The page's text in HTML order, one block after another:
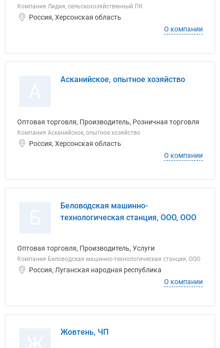
Компания Лидия, сельскохозяйственный ПК
Россия, Херсонская область
О компании
Асканийское, опытное хозяйство
Оптовая торговля, Производитель, Розничная торговля
Компания Асканийское, опытное хозяйство
Россия, Херсонская область
О компании
Беловодская машинно-
технологическая станция, ООО, ООО
Оптовая торговля, Производитель, Услуги
Компания Беловодская машинно-технологическая станция, ООО
Россия, Луганская народная республика
О компании
Жовтень, ЧП